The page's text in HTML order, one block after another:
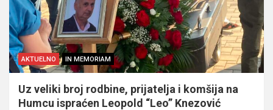
AKTUELNO IN MEMORIAM
Uz veliki broj rodbine, prijatelja i komšija na
Humcu ispraćen Leopold “Leo” Knezović